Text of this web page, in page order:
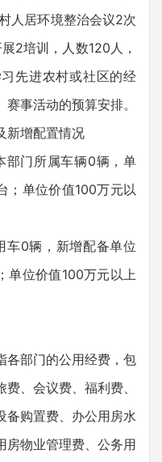
人居环境整治会议2次
2培训，人数120人，
先进农村或社区的经
事活动的预算安排。
增配置情况
门所属车辆0辆，单
；单位价值100万元以
0辆，新增配备单位
单位价值100万元以上
部门的公用经费，包
、会议费、福利费、
备购置费、办公用房水
房物业管理费、公务用